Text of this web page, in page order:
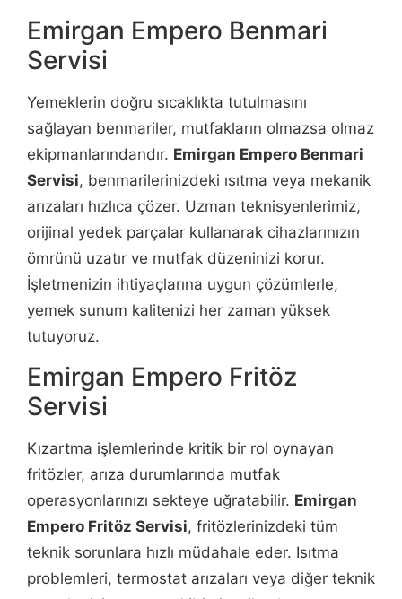
Emirgan Empero Benmari
Servisi
Yemeklerin doğru sıcaklıkta tutulmasını
sağlayan benmariler, mutfakların olmazsa olmaz
ekipmanlarındandır. Emirgan Empero Benmari
Servisi, benmarilerinizdeki ısıtma veya mekanik
arızaları hızlıca çözer. Uzman teknisyenlerimiz,
orijinal yedek parçalar kullanarak cihazlarınızın
ömrünü uzatır ve mutfak düzeninizi korur.
İşletmenizin ihtiyaçlarına uygun çözümlerle,
yemek sunum kalitenizi her zaman yüksek
tutuyoruz.
Emirgan Empero Fritöz
Servisi
Kızartma işlemlerinde kritik bir rol oynayan
fritözler, arıza durumlarında mutfak
operasyonlarınızı sekteye uğratabilir. Emirgan
Empero Fritöz Servisi, fritözlerinizdeki tüm
teknik sorunlara hızlı müdahale eder. Isıtma
problemleri, termostat arızaları veya diğer teknik